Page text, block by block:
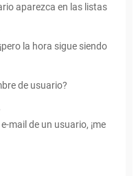
aparezca en las listas
la hora sigue siendo
de usuario?
mail de un usuario, ¡me